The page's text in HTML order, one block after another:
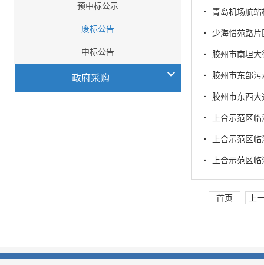
预中标公示
废标公告
中标公告
政府采购
· 青岛机场航
· 少海惜苑路
· 胶州市南坦
· 胶州市东部
· 胶州市东西
· 上合示范区
· 上合示范区
· 上合示范区
首页 上